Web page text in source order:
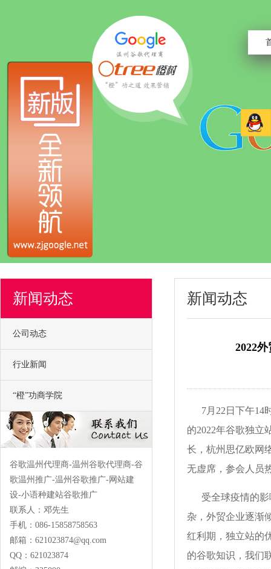
新闻动态
公司动态
行业新闻
“橙”功商学院
谷歌温州代理商-温州谷歌代理商-谷
歌温州推广-温州谷歌推广-网站建
设-小语种建站谷歌推广
联系人：邓先生
手机：086-15858758563
邮箱： 621023874@qq.com
QQ： 621023874
新闻动态
2022
7月22日下午14
的2022年谷歌独立
长，杭州思亿欧网
无虚席，参会人员
受全球疫情的
杂，外贸企业逐渐
红利期，独立站的
的谷歌知识，我们